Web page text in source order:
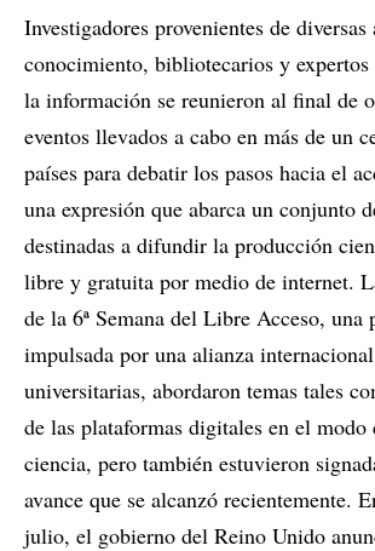
Investigadores provenientes de diversas
conocimiento, bibliotecarios y expertos
la información se reunieron al final de
eventos llevados a cabo en más de un
países para debatir los pasos hacia el
una expresión que abarca un conjunto
destinadas a difundir la producción
libre y gratuita por medio de internet.
de la 6ª Semana del Libre Acceso, una
impulsada por una alianza
universitarias, abordaron temas tales
de las plataformas digitales en el modo
ciencia, pero también estuvieron
avance que se alcanzó recientemente.
julio, el gobierno del Reino Unido